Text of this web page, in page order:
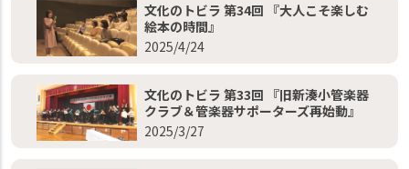
文化のトビラ 第34回 『大人こそ楽しむ
絵本の時間』
2025/4/24
文化のトビラ 第33回 『旧新湊小管楽器
クラブ＆管楽器サポーターズ再始動』
2025/3/27